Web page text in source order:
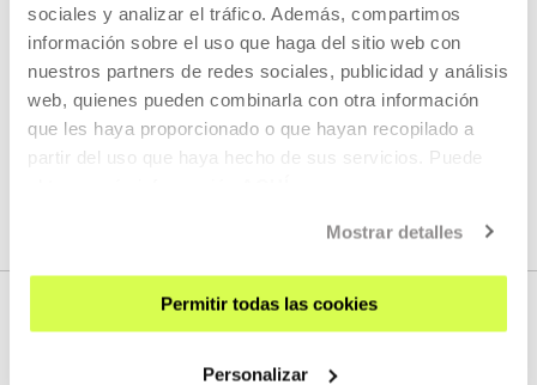
sociales y analizar el tráfico. Además, compartimos
información sobre el uso que haga del sitio web con
nuestros partners de redes sociales, publicidad y análisis
web, quienes pueden combinarla con otra información
que les haya proporcionado o que hayan recopilado a
partir del uso que haya hecho de sus servicios. Puede
Mostrar detalles
Permitir todas las cookies
Personalizar
LEER MÁS